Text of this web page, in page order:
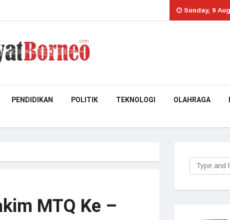
Sunday, 9
PENDIDIKAN POLITIK TEKNOLOGI OLAHRAGA
MTQ Ke –